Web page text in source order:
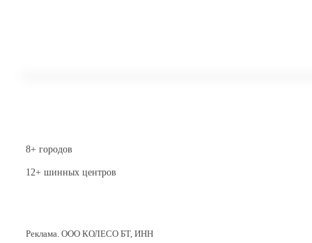
8+ городов
12+ шинных центров
Реклама. ООО КОЛЕСО БТ, ИНН